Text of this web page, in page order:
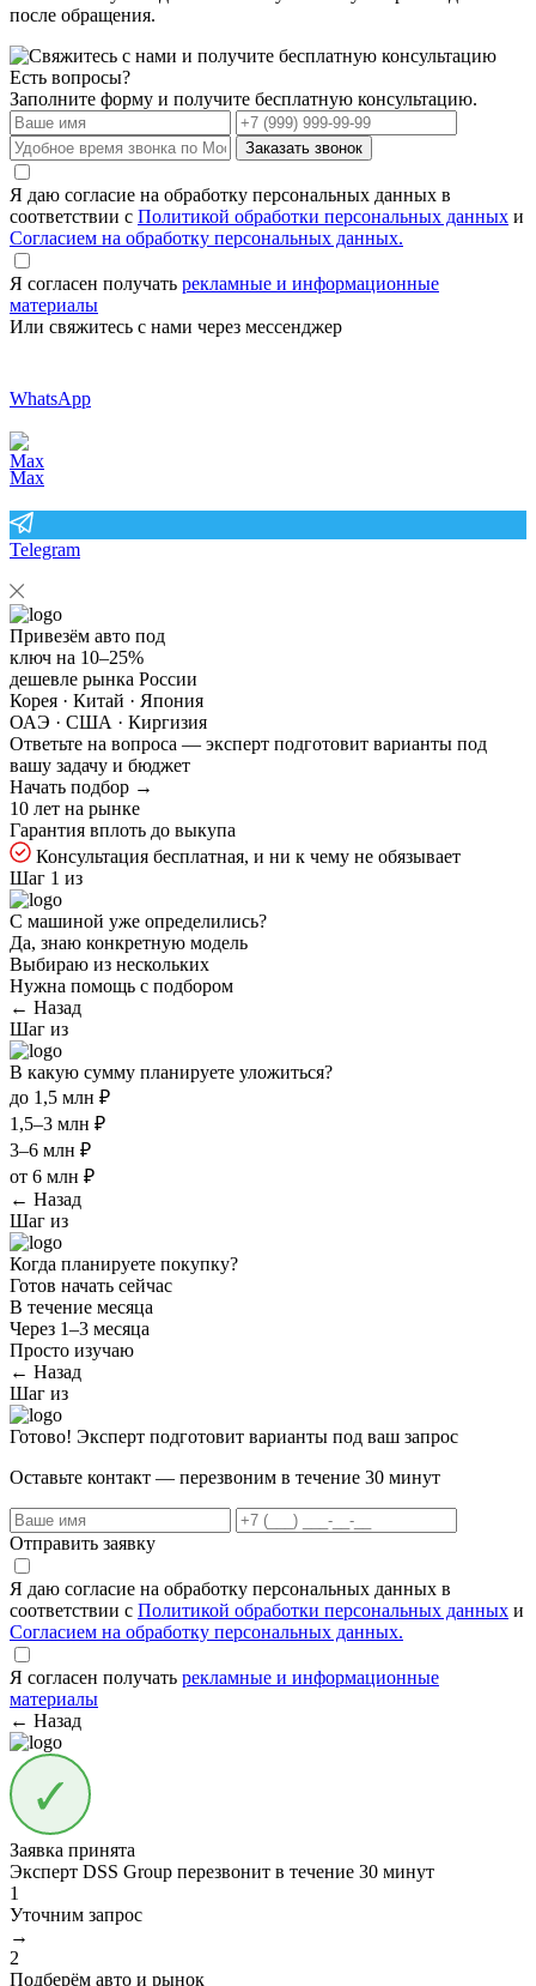
после обращения.
Есть вопросы?
Заполните форму и получите бесплатную консультацию.
Заказать звонок
Я даю согласие на обработку персональных данных в
соответствии с Политикой обработки персональных данных и
Согласием на обработку персональных данных.
Я согласен получать рекламные и информационные
материалы
Или свяжитесь с нами через мессенджер
WhatsApp
Max
Telegram
Привезём авто под
ключ на 10–25%
дешевле рынка России
Корея · Китай · Япония
ОАЭ · США · Киргизия
Ответьте на вопроса — эксперт подготовит варианты под
вашу задачу и бюджет
Начать подбор →
10 лет на рынке
Гарантия вплоть до выкупа
Консультация бесплатная, и ни к чему не обязывает
Шаг 1 из
С машиной уже определились?
Да, знаю конкретную модель
Выбираю из нескольких
Нужна помощь с подбором
← Назад
Шаг из
В какую сумму планируете уложиться?
до 1,5 млн ₽
1,5–3 млн ₽
3–6 млн ₽
от 6 млн ₽
← Назад
Шаг из
Когда планируете покупку?
Готов начать сейчас
В течение месяца
Через 1–3 месяца
Просто изучаю
← Назад
Шаг из
Готово! Эксперт подготовит варианты под ваш запрос
Оставьте контакт — перезвоним в течение 30 минут
Отправить заявку
Я даю согласие на обработку персональных данных в
соответствии с Политикой обработки персональных данных и
Согласием на обработку персональных данных.
Я согласен получать рекламные и информационные
материалы
← Назад
Заявка принята
Эксперт DSS Group перезвонит в течение 30 минут
1
Уточним запрос
→
2
Подберём авто и рынок